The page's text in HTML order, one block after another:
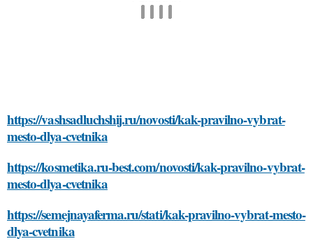
https://vashsadluchshij.ru/novosti/kak-pravilno-vybrat-
mesto-dlya-cvetnika
https://kosmetika.ru-best.com/novosti/kak-pravilno-vybrat-
mesto-dlya-cvetnika
https://semejnayaferma.ru/stati/kak-pravilno-vybrat-mesto-
dlya-cvetnika